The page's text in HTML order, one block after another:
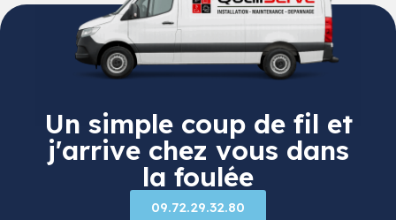
Un simple coup de fil et
j'arrive chez vous dans
la foulée
09.72.29.32.80